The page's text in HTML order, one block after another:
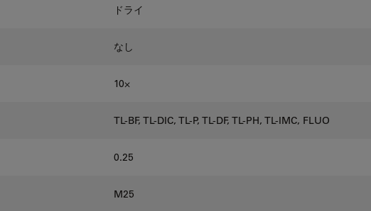
ドライ
なし
10⨉
TL-BF, TL-DIC, TL-P, TL-DF, TL-PH, TL-IMC, FLUO
0.25
M25